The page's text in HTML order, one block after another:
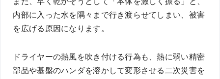
内部に入った水を隅々まで行き渡らせてしまい、被害
を広げる原因になります。
ドライヤーの熱風を吹き付ける行為も、熱に弱い精密
部品や基盤のハンダを溶かして変形させる二次災害を